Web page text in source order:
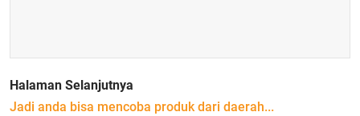
Halaman Selanjutnya
Jadi anda bisa mencoba produk dari daerah...